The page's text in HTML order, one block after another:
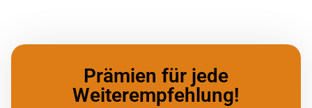
Prämien für jede
Weiterempfehlung!